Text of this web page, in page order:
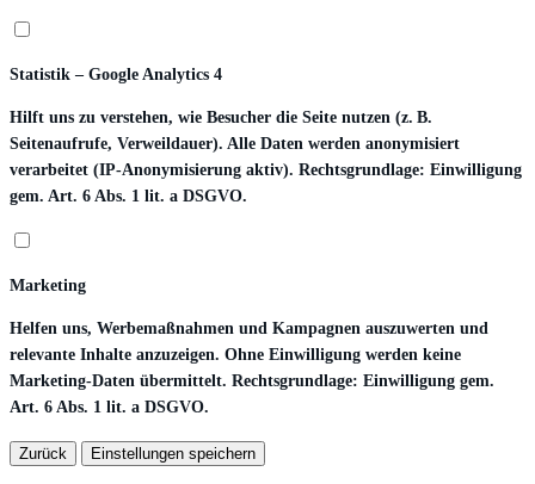
Statistik – Google Analytics 4
Hilft uns zu verstehen, wie Besucher die Seite nutzen (z. B.
Seitenaufrufe, Verweildauer). Alle Daten werden anonymisiert
verarbeitet (IP-Anonymisierung aktiv). Rechtsgrundlage: Einwilligung
gem. Art. 6 Abs. 1 lit. a DSGVO.
Marketing
Helfen uns, Werbemaßnahmen und Kampagnen auszuwerten und
relevante Inhalte anzuzeigen. Ohne Einwilligung werden keine
Marketing-Daten übermittelt. Rechtsgrundlage: Einwilligung gem.
Art. 6 Abs. 1 lit. a DSGVO.
Zurück Einstellungen speichern